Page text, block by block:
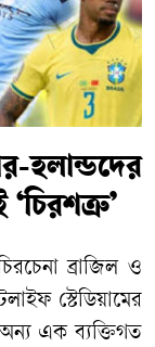
হলান্ডদের
ব্রাজিল ও
স্টেডিয়ামের
এক ব্যক্তিগত